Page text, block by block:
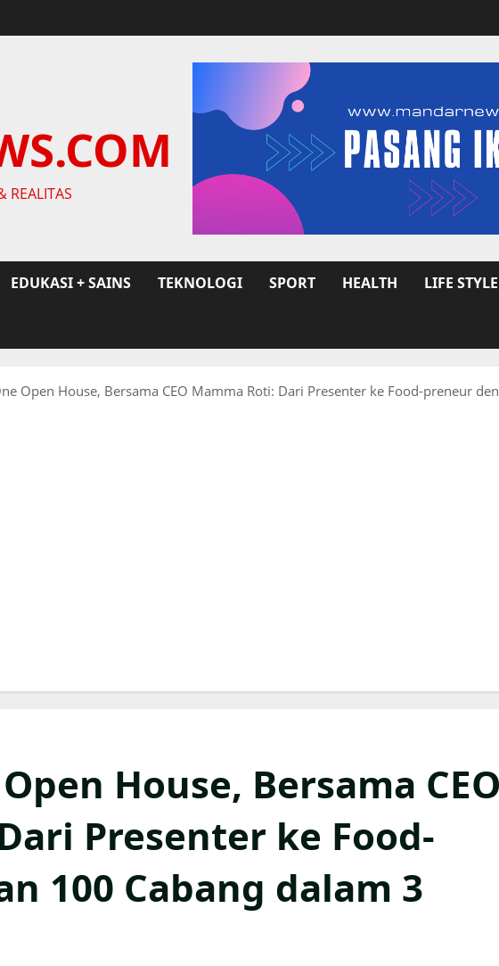
REALITAS
EDUKASI + SAINS TEKNOLOGI SPORT HEALTH LIFE STYLE
Open House, Bersama CEO Mamma Roti: Dari Presenter ke Food-preneur
House, Bersama
Presenter ke Food-
100 Cabang dalam 3